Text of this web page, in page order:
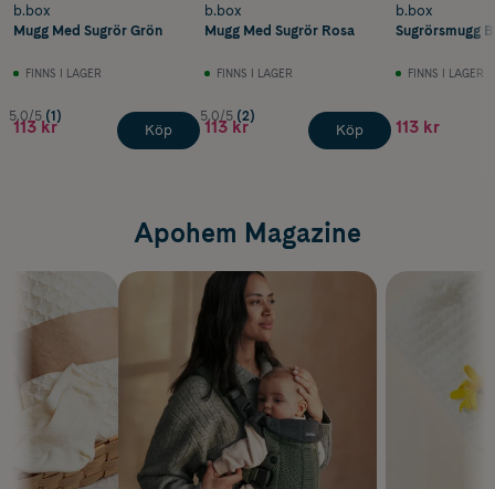
b.box
Mugg Med Sugrör Grön
FINNS I LAGER
5.0/5 (1)
113 kr Köp
b.box
Mugg Med Sugrör Rosa
FINNS I LAGER
5.0/5 (2)
113 kr Köp
b.box
Sugrörsmugg
FINNS I LAGER
113 kr
Apohem Magazine